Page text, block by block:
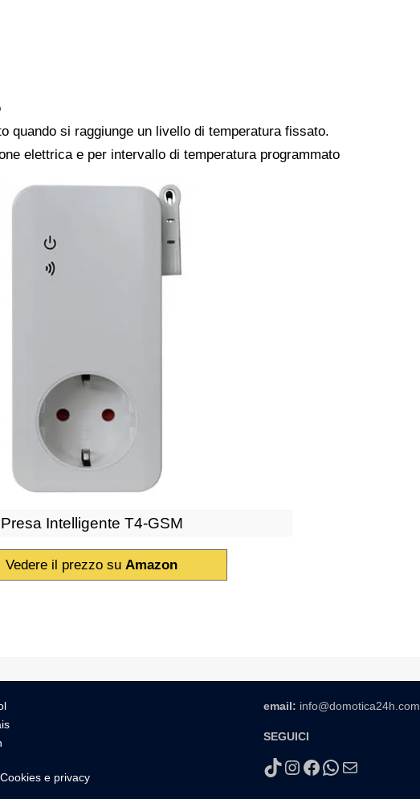
quando si raggiunge un livello di temperatura fissato.
elettrica e per intervallo di temperatura programmato
Presa Intelligente T4-GSM
Vedere il prezzo su Amazon
e privacy
email: info@domotica24h.com
SEGUICI
TikTok
Instagram
Facebook
WhatsApp
Email